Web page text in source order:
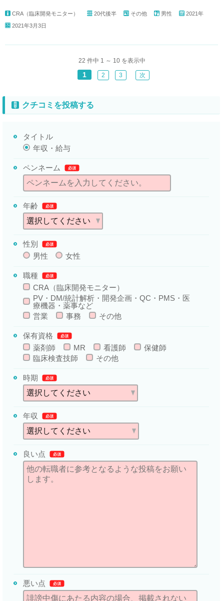
CRA（臨床開発モニター） 20代後半 その他 男性
2021年
2021年3月3日
22 件中 1 ～ 10 を表示中
1 2 3 次
クチコミを投稿する
タイトル
年収・給与
ペンネーム 必須
年齢 必須
性別 必須
男性 女性
職種 必須
CRA（臨床開発モニター）
PV・DM/統計解析・開発企画・QC・PMS・医
療機器・薬事など
営業
事務 その他
保有資格 必須
薬剤師 MR 看護師
保健師
臨床検査技師
その他
時期 必須
年収 必須
良い点 必須
悪い点 必須